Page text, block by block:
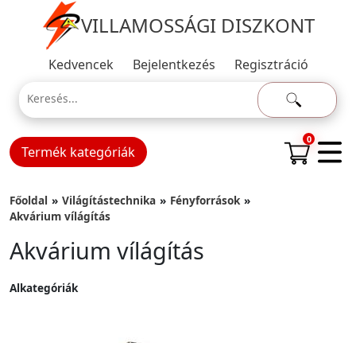
VILLAMOSSÁGI DISZKONT
Kedvencek Bejelentkezés Regisztráció
Termék kategóriák
0
Főoldal Világítástechnika
Fényforrások
Akvárium vílágítás
Akvárium vílágítás
Alkategóriák